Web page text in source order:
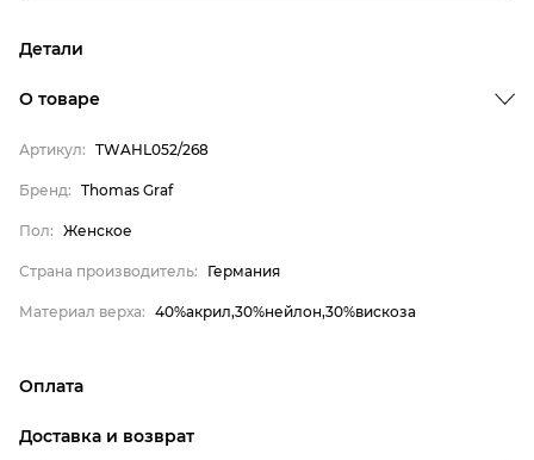
Детали
Thomas Graf
Женское
О товаре
Артикул: TWAHL052/268
Бренд: Thomas Graf
Пол: Женское
Страна производитель: Германия
Материал верха: 40%акрил,30%нейлон,30%вискоза
Оплата
магазина
Доставка и возврат